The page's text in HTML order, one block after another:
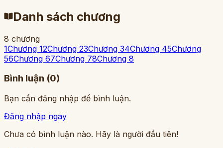
Danh sách chương
8 chương
1Chương 12Chương 23Chương 34Chương 45Chương
56Chương 67Chương 78Chương 8
Bình luận (0)
Bạn cần đăng nhập để bình luận.
Đăng nhập ngay
Chưa có bình luận nào. Hãy là người đầu tiên!